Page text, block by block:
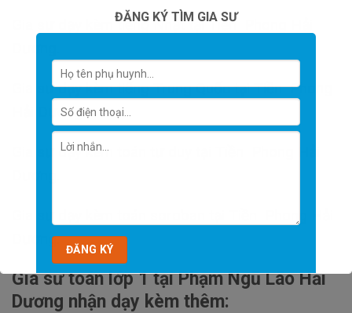
Gia sư dạy kèm tiếng Nhật tại Tiền Phong Hải
Gia sư dạy kèm tiếng Trung Quốc tại Tiền Phong
Hải Dương.
Gia sư dạy kèm toán tư duy tại Tiền Phong Hải
Dương.
Gia sư toán lớp 1 tại Phạm Ngũ Lão Hải
Dương nhận dạy kèm thêm:
ĐĂNG KÝ TÌM GIA SƯ